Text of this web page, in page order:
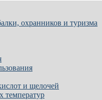
охранников и туризма
и щелочей
температур